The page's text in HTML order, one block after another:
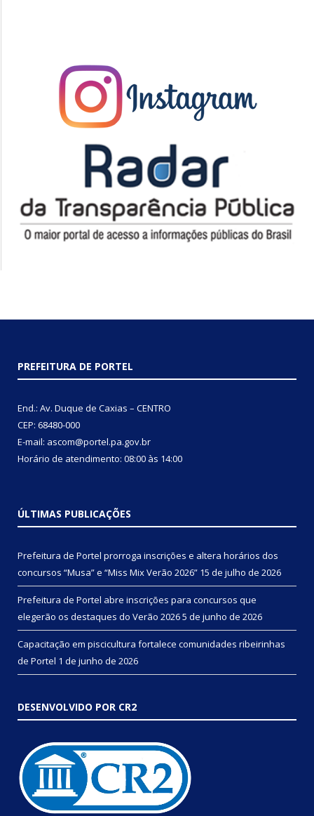
PREFEITURA DE PORTEL
End.: Av. Duque de Caxias – CENTRO
CEP: 68480-000
E-mail: ascom@portel.pa.gov.br
Horário de atendimento: 08:00 às 14:00
ÚLTIMAS PUBLICAÇÕES
Prefeitura de Portel prorroga inscrições e altera horários dos
concursos “Musa” e “Miss Mix Verão 2026” 15 de julho de 2026
Prefeitura de Portel abre inscrições para concursos que
elegerão os destaques do Verão 20265 de junho de 2026
Capacitação em piscicultura fortalece comunidades ribeirinhas
de Portel 1 de junho de 2026
DESENVOLVIDO POR CR2